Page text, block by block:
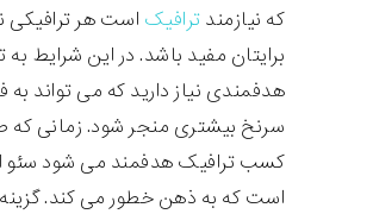
که نیازمند ترافیک است هر ترافیکی
برایتان مفید باشد. در این شرایط به
هدفمندی نیاز دارید که می تواند
سرنخ بیشتری منجر شود. زمانی که
کسب ترافیک هدفمند می شود سئو
است که به ذهن خطور می کند.